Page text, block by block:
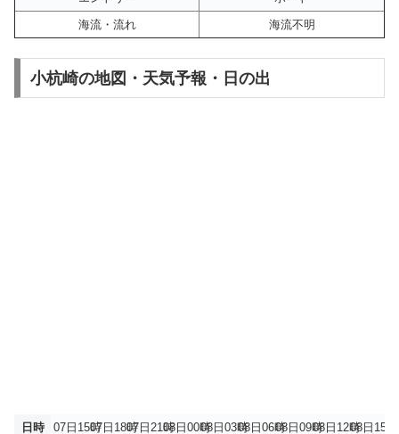
海流・流れ
海流不明
小杭崎の地図・天気予報・日の出
日時 07日15時07日18時07日21時08日00時08日03時08日06時08日09時08日12時08日15時